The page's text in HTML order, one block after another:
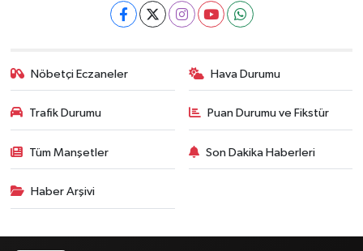
Nöbetçi Eczaneler Hava Durumu
Trafik Durumu Puan Durumu ve Fikstür
Tüm Manşetler Son Dakika Haberleri
Haber Arşivi